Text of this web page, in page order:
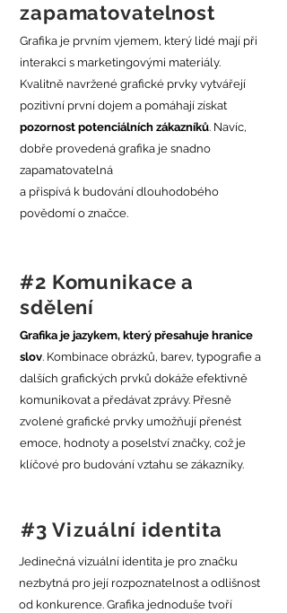
zapamatovatelnost
Grafika je prvním vjemem, který lidé mají při
interakci s marketingovými materiály.
Kvalitně navržené grafické prvky vytvářejí
pozitivní první dojem a pomáhají získat
pozornost potenciálních zákazníků. Navíc,
dobře provedená grafika je snadno
zapamatovatelná
a přispívá k budování dlouhodobého
povědomí o značce.
#2 Komunikace a
sdělení
Grafika je jazykem, který přesahuje hranice
slov. Kombinace obrázků, barev, typografie a
dalších grafických prvků dokáže efektivně
komunikovat a předávat zprávy. Přesně
zvolené grafické prvky umožňují přenést
emoce, hodnoty a poselství značky, což je
klíčové pro budování vztahu se zákazníky.
#3 Vizuální identita
Jedinečná vizuální identita je pro značku
nezbytná pro její rozpoznatelnost a odlišnost
od konkurence. Grafika jednoduše tvoří